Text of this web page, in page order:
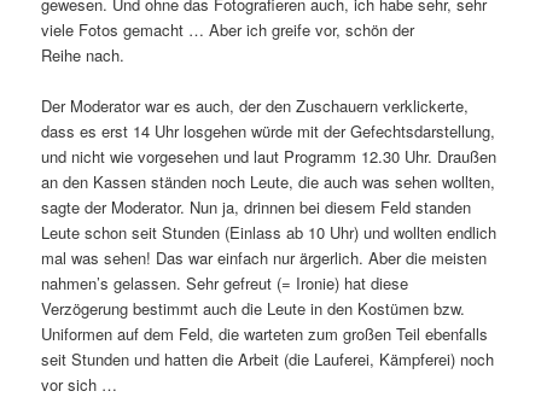
viele Fotos gemacht … Aber ich greife vor, schön der
Reihe nach.
Der Moderator war es auch, der den Zuschauern verkli­ckerte,
dass es erst 14 Uhr losgehen würde mit der Gefechtsdarstellung,
und nicht wie vorge­sehen und laut Programm 12.30 Uhr. Draußen
an den Kassen ständen noch Leute, die auch was sehen wollten,
sagte der Moderator. Nun ja, drinnen bei diesem Feld standen
Leute schon seit Stunden (Einlass ab 10 Uhr) und wollten endlich
mal was sehen! Das war einfach nur ärger­lich. Aber die meisten
nahmen’s gelassen. Sehr gefreut (= Ironie) hat diese
Verzögerung bestimmt auch die Leute in den Kostümen bzw.
Uniformen auf dem Feld, die warteten zum großen Teil eben­falls
seit Stunden und hatten die Arbeit (die Lauferei, Kämpferei) noch
vor sich …